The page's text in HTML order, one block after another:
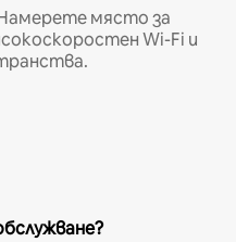
място за
Wi-Fi и